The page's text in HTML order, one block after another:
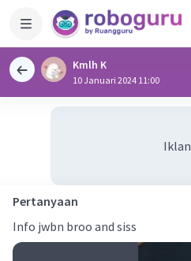
Kmlh K
10 Januari 2024 11:00
Iklan
Pertanyaan
Info jwbn broo and siss